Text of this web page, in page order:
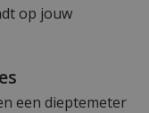
op jouw
een dieptemeter